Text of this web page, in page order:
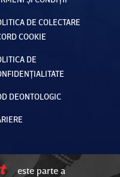
DE COLECTARE
COOKIE
DE
DEONTOLOGIC
este parte a